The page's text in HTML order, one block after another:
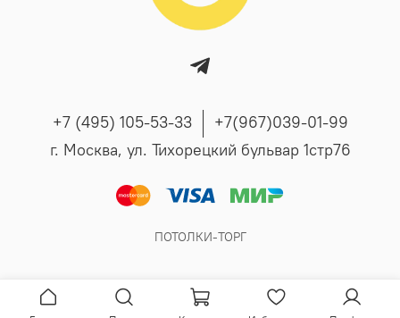
+7 (495) 105-53-33
+7(967)039-01-99
г. Москва, ул. Тихорецкий бульвар 1стр76
ПОТОЛКИ-ТОРГ